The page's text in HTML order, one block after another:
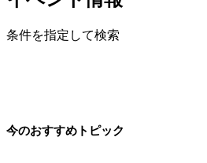
条件を指定して検索
今のおすすめトピック